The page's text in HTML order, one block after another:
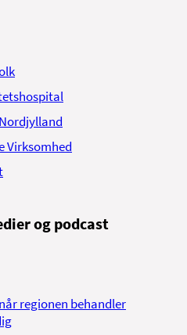
Virksomhed
og podcast
regionen behandler